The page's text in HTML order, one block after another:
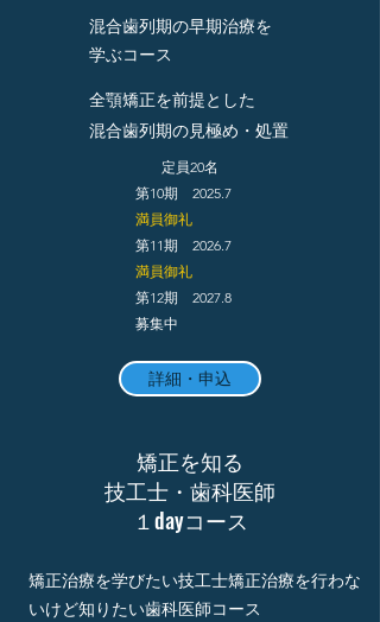
​混合歯列期の早期治療を
学ぶコース
全顎矯正を前提とした
​混合歯列期の見極め・処置
定員20名
第10期 2025.7
​満員御礼​
第11期 2026.7
​満員御礼​
第12期 2027.8
​募集中
詳細・申込
​矯正を知る
技工士・歯科医師
１dayコース
矯正治療を学びたい技工士​矯正治療を行わな
いけど知りたい歯科医師コース